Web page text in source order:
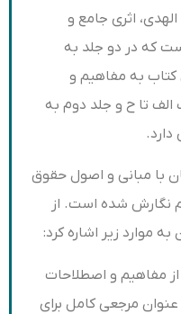
اثری جامع و
که در دو جلد به
به مفاهیم و
تا ح و جلد دوم به
با مبانی و اصول حقوق
نگارش شده است. از
موارد زیر اشاره کرد:
مفاهیم و اصطلاحات
مرجعی کامل برای